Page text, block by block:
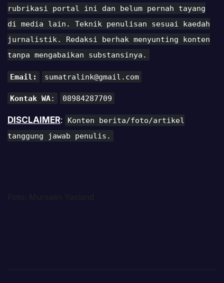
rubrikasi portal ini dan belum pernah tayang
di media lain. Teknik penulisan sesuai kaedah
jurnalistik. Redaksi berhak menyunting konten
tanpa mengabaikan substansinya.
Email: sumatralink@gmail.com
Kontak WA: 08984287709
DISCLAIMER:
Konten berita/foto/artikel
tanggung jawab penulis.